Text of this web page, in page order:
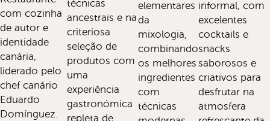
com cozinha
de autor e
identidade
canária,
liderado pelo
chef canário
Eduardo
Domínguez.
técnicas
ancestrais e na
criteriosa
seleção de
produtos com
uma
experiência
gastronómica
repleta de
elementares
da
mixologia,
combinando
os melhores
ingredientes
com
técnicas
informal, com
excelentes
cocktails e
snacks
saborosos e
criativos para
desfrutar na
atmosfera